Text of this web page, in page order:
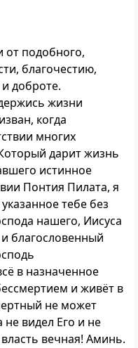
от подобного,
благочестию,
доброте.
жизни
когда
многих
дарит жизнь
истинное
Понтия Пилата, я
тебе без
нашего, Иисуса
благословенный
в назначенное
и живёт в
не может
не видел Его и не
вечная! Аминь.